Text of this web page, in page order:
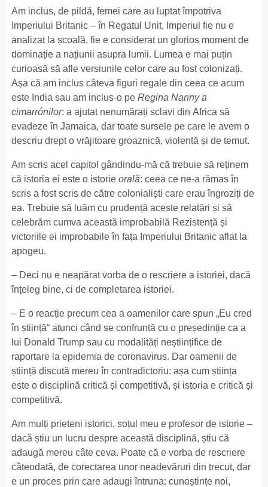
Am inclus, de pildă, femei care au luptat împotriva
Imperiului Britanic – în Regatul Unit, Imperiul fie nu e
analizat la școală, fie e considerat un glorios moment de
dominație a națiunii asupra lumii. Lumea e mai puțin
curioasă să afle versiunile celor care au fost colonizați.
Așa că am inclus câteva figuri regale din ceea ce acum
este India sau am inclus-o pe Regina Nanny a
cimarrónilor: a ajutat nenumărați sclavi din Africa să
evadeze în Jamaica, dar toate sursele pe care le avem o
descriu drept o vrăjitoare groaznică, violentă și de temut.
Am scris acel capitol gândindu-mă că trebuie să reținem
că istoria ei este o istorie orală: ceea ce ne-a rămas în
scris a fost scris de către colonialiști care erau îngroziți de
ea. Trebuie să luăm cu prudență aceste relatări și să
celebrăm cumva această improbabilă Rezistență și
victoriile ei improbabile în fața Imperiului Britanic aflat la
apogeu.
– Deci nu e neapărat vorba de o rescriere a istoriei, dacă
înțeleg bine, ci de completarea istoriei.
– E o reacție precum cea a oamenilor care spun „Eu cred
în știință“ atunci când se confruntă cu o președinție ca a
lui Donald Trump sau cu modalități neștiințifice de
raportare la epidemia de coronavirus. Dar oamenii de
știință discută mereu în contradictoriu: așa cum știința
este o disciplină critică și competitivă, și istoria e critică și
competitivă.
Am mulți prieteni istorici, soțul meu e profesor de istorie –
dacă știu un lucru despre această disciplină, știu că
adaugă mereu câte ceva. Poate că e vorba de rescriere
câteodată, de corectarea unor neadevăruri din trecut, dar
e un proces prin care adaugi întruna: cunoștințe noi,